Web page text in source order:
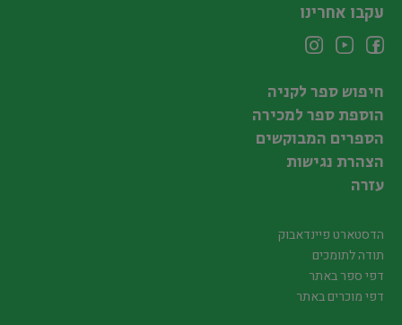
עקבו אחרינו
חיפוש ספר לקניה
הוספת ספר למכירה
הספרים המבוקשים
הצהרת נגישות
עזרה
הדסטארט פיינדאבוק
תודה לתומכים
דפי ספר באתר
דפי מוכרים באתר